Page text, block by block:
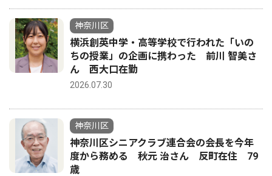
神奈川区
横浜創英中学・高等学校で行われた「いの
ちの授業」の企画に携わった 前川 智美さ
ん 西大口在勤
2026.07.30
神奈川区
神奈川区シニアクラブ連合会の会長を今年
度から務める 秋元 治さん 反町在住 79
歳